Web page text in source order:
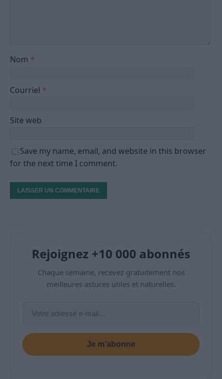
Nom *
Courriel *
Site web
Save my name, email, and website in this browser
for the next time I comment.
Rejoignez +10 000 abonnés
Chaque semaine, recevez gratuitement nos
meilleures astuces utiles et naturelles.
Je m’abonne